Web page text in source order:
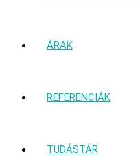
ÁRAK
REFERENCIÁK
TUDÁSTÁR